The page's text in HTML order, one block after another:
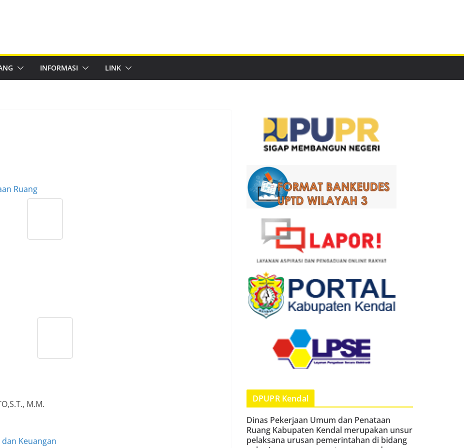
INFORMASI LINK
Ruang
M.M.
Keuangan
DPUPR Kendal
Dinas Pekerjaan Umum dan Penataan
Ruang Kabupaten Kendal merupakan unsur
pelaksana urusan pemerintahan di bidang